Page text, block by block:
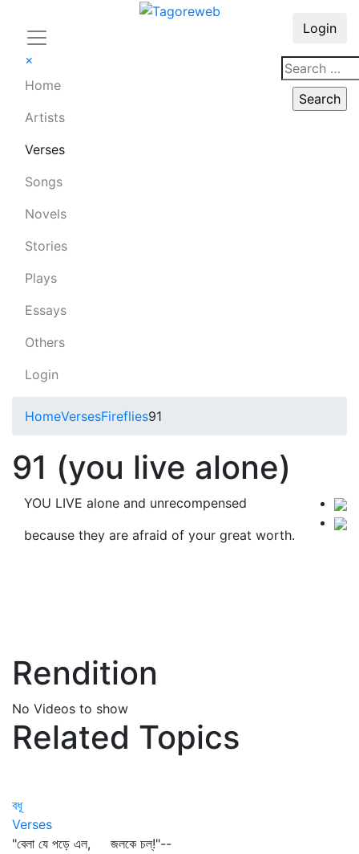
×
Home
Artists
Verses
Songs
Novels
Stories
Plays
Essays
Others
Login
Login
HomeVersesFireflies91
91 (you live alone)
YOU LIVE alone and unrecompensed
because they are afraid of your great worth.
Rendition
No Videos to show
Related Topics
বধূ
Verses
"বেলা যে পড়ে এল, জলকে চল্‌!"--